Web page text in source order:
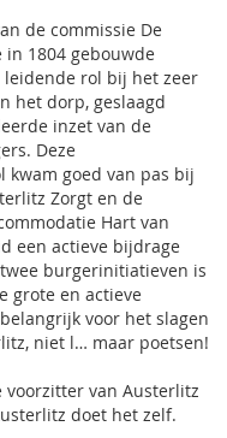
de commissie De
1804 gebouwde
leidende rol bij het zeer
het dorp, geslaagd
inzet van de
Deze
goed van pas bij
Zorgt en de
Hart van
een actieve bijdrage
burgerinitiatieven is
grote en actieve
voor het slagen
niet l… maar poetsen!
voorzitter van Austerlitz
doet het zelf.